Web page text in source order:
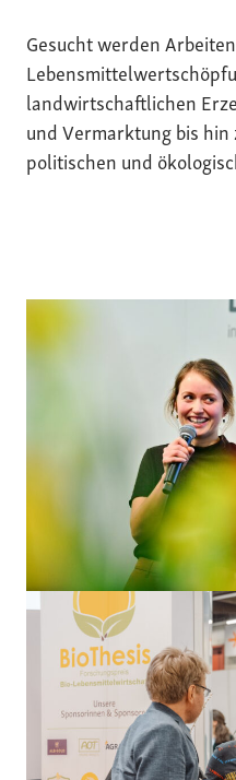
Gesucht werden
landwirtschaftlichen
und Vermarktung bis
politischen und